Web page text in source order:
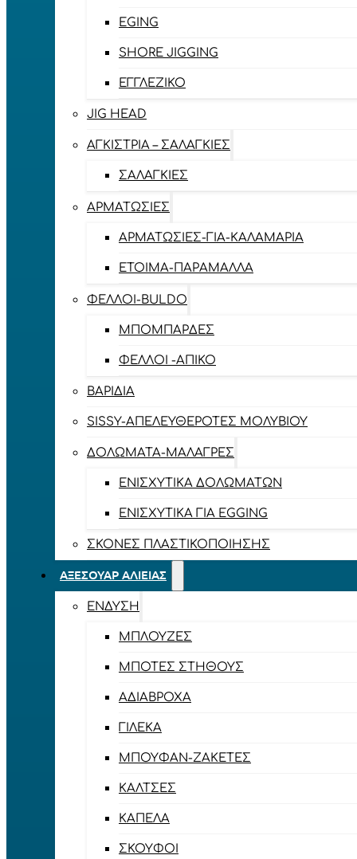
EGING
SHORE JIGGING
ΕΓΓΛΈΖΙΚΟ
JIG HEAD
ΑΓΚΊΣΤΡΙΑ – ΣΑΛΑΓΚΙΈΣ
ΣΑΛΑΓΚΙΈΣ
ΑΡΜΑΤΩΣΙΈΣ
ΑΡΜΑΤΩΣΙΈΣ-ΓΙΑ-ΚΑΛΑΜΆΡΙΑ
ΈΤΟΙΜΑ-ΠΑΡΆΜΑΛΛΑ
ΦΕΛΛΟΊ-BULDO
ΜΠΟΜΠΆΡΔΕΣ
ΦΕΛΛΟΊ -ΑΠΊΚΟ
ΒΑΡΊΔΙΑ
SISSY-ΑΠΕΛΕΥΘΕΡΟΤΈΣ ΜΟΛΥΒΙΟΎ
ΔΟΛΏΜΑΤΑ-ΜΑΛΆΓΡΕΣ
ΕΝΙΣΧΥΤΙΚΆ ΔΟΛΩΜΆΤΩΝ
ΕΝΙΣΧΥΤΙΚΆ ΓΙΑ EGGING
ΣΚΌΝΕΣ ΠΛΑΣΤΙΚΟΠΟΊΗΣΗΣ
ΑΞΕΣΟΥΆΡ ΑΛΙΕΊΑΣ
ΈΝΔΥΣΗ
ΜΠΛΟΎΖΕΣ
ΜΠΌΤΕΣ ΣΤΉΘΟΥΣ
ΑΔΙΆΒΡΟΧΑ
ΓΙΛΈΚΑ
ΜΠΟΥΦΆΝ-ΖΑΚΈΤΕΣ
ΚΆΛΤΣΕΣ
ΚΑΠΈΛΑ
ΣΚΟΎΦΟΙ